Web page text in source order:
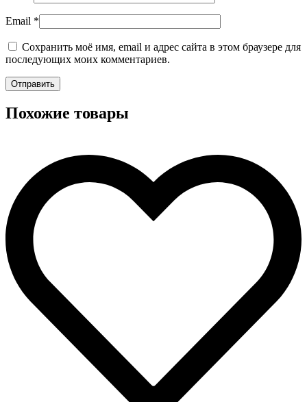
Email *
Сохранить моё имя, email и адрес сайта в этом браузере для
последующих моих комментариев.
Похожие товары